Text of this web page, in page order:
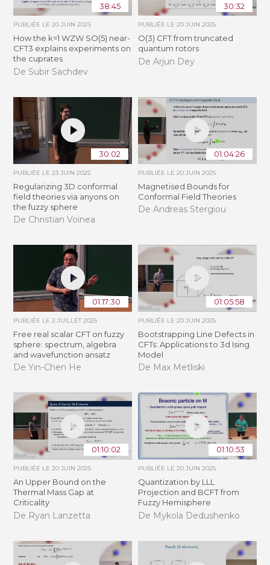
38:45
PUBLIÉE LE20 JUIN 2025
How the k=1 WZW SO(5) near-
CFT3 explains experiments on
the cuprates
De Subir Sachdev
30:32
PUBLIÉE LE 20 JUIN 2025
O(3) CFT from truncated
quantum rotors
De Arjun Dey
30:02
PUBLIÉE LE23 JUIN 2025
Regularizing 3D conformal
field theories via anyons on
the fuzzy sphere
De Christian Voinea
01:04:26
PUBLIÉE LE 20 JUIN 2025
Magnetised Bounds for
Conformal Field Theories
De Andreas Stergiou
01:17:30
PUBLIÉE LE2 JUILLET 2025
Free real scalar CFT on fuzzy
sphere: spectrum, algebra
and wavefunction ansatz
De Yin-Chen He
01:05:58
PUBLIÉE LE 20 JUIN 2025
Bootstrapping Line Defects in
CFTs: Applications to 3d Ising
Model
De Max Metliski
01:10:02
PUBLIÉE LE20 JUIN 2025
An Upper Bound on the
Thermal Mass Gap at
Criticality
De Ryan Lanzetta
01:10:53
PUBLIÉE LE 20 JUIN 2025
Quantization by LLL
Projection and BCFT from
Fuzzy Hemisphere
De Mykola Dedushenko